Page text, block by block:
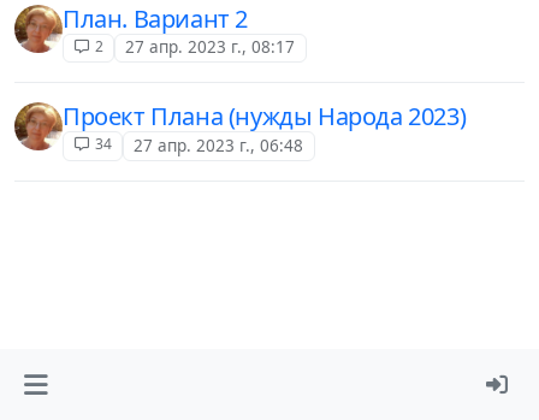
План. Вариант 2
2 27 апр. 2023 г., 08:17
Проект Плана (нужды Народа 2023)
34 27 апр. 2023 г., 06:48